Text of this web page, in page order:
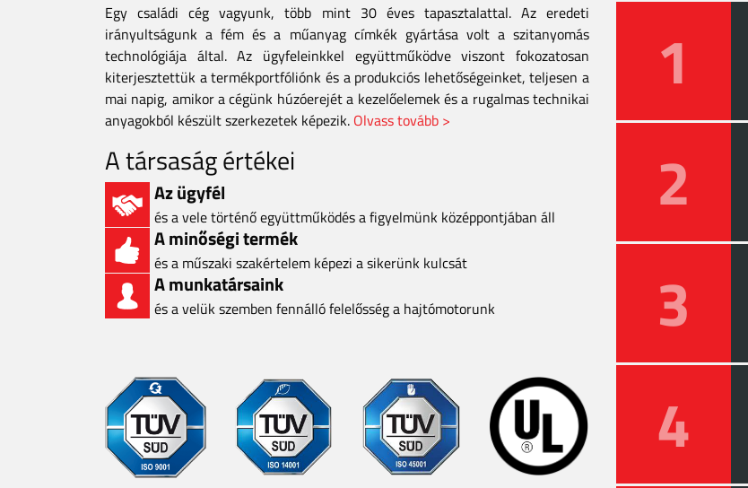
Egy családi cég vagyunk, több mint 30 éves tapasztalattal. Az eredeti
irányultságunk a fém és a műanyag címkék gyártása volt a szitanyomás
technológiája által. Az ügyfeleinkkel együttműködve viszont fokozatosan
kiterjesztettük a termékportfóliónk és a produkciós lehetőségeinket, teljesen a
mai napig, amikor a cégünk húzóerejét a kezelőelemek és a rugalmas technikai
anyagokból készült szerkezetek képezik. Olvass tovább >
A társaság értékei
Az ügyfél
és a vele történő együttműködés a figyelmünk középpontjában áll
A minőségi termék
és a műszaki szakértelem képezi a sikerünk kulcsát
A munkatársaink
és a velük szemben fennálló felelősség a hajtómotorunk
1
2
3
4